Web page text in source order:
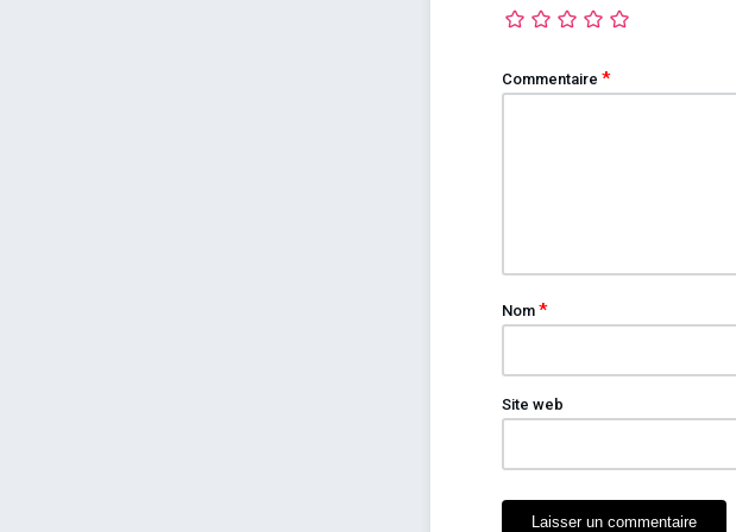
Commentaire *
Nom *
Site web